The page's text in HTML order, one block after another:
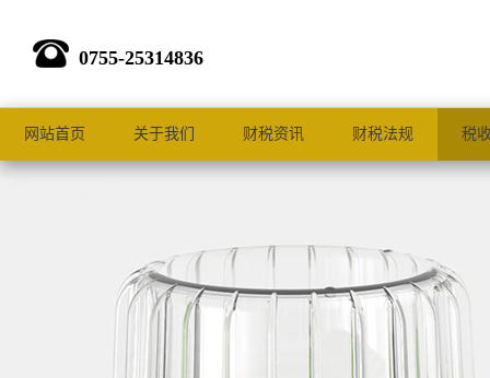
0755-25314836
网站首页 关于我们 财税资讯 财税法规 税